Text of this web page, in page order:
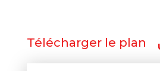
Télécharger le plan